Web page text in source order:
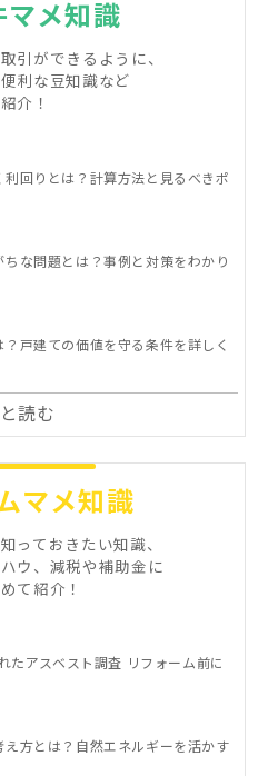
マメ知識
引ができるように、
利な豆知識など
介！
回りとは？計算方法と見るべきポ
な問題とは？事例と対策をわかり
戸建ての価値を守る条件を詳しく
読む
マメ知識
っておきたい知識、
ウ、減税や補助金に
て紹介！
たアスベスト調査 リフォーム前に
え方とは？自然エネルギーを活かす